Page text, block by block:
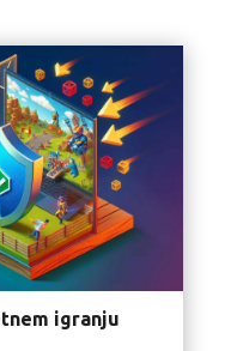
igranju